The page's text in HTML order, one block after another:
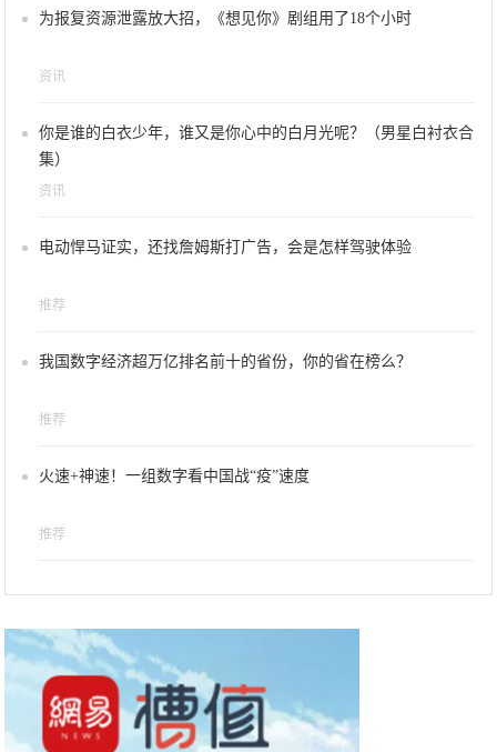
为报复资源泄露放大招，《想见你》剧组用了18个小时
资讯
你是谁的白衣少年，谁又是你心中的白月光呢？（男星白衬衣合
集）
资讯
电动悍马证实，还找詹姆斯打广告，会是怎样驾驶体验
推荐
我国数字经济超万亿排名前十的省份，你的省在榜么？
推荐
火速+神速！一组数字看中国战“疫”速度
推荐